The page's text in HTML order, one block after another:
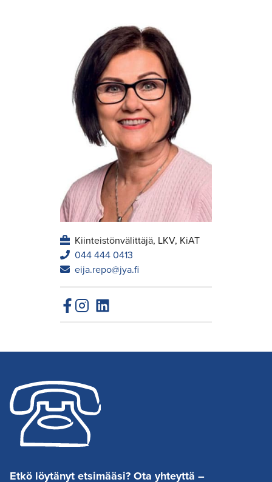
Kiinteistönvälittäjä, LKV, KiAT
044 444 0413
eija.repo@jya.fi
Etkö löytänyt etsimääsi? Ota yhteyttä –